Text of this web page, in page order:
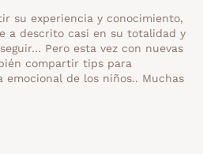
su experiencia y conocimiento,
a descrito casi en su totalidad y
Pero esta vez con nuevas
compartir tips para
emocional de los niños.. Muchas